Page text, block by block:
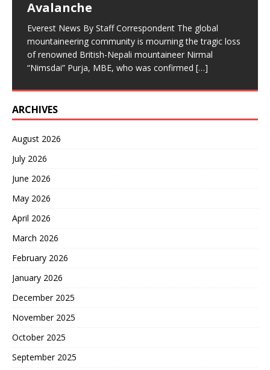
Avalanche
Everest News By Staff Correspondent The global
mountaineering community is mourning the tragic loss
of renowned British-Nepali mountaineer Nirmal
“Nimsdai” Purja, MBE, who was confirmed […]
पर्वतारोहण जगतले आफ्ना एक असाधारण कीर्तिमानी व्यक्तित्व
सर्वसाधारण र सुरक्षाकर्मीसहित अन्य धेरै जना घाइते
ARCHIVES
August 2026
July 2026
June 2026
May 2026
April 2026
March 2026
February 2026
January 2026
December 2025
November 2025
October 2025
September 2025